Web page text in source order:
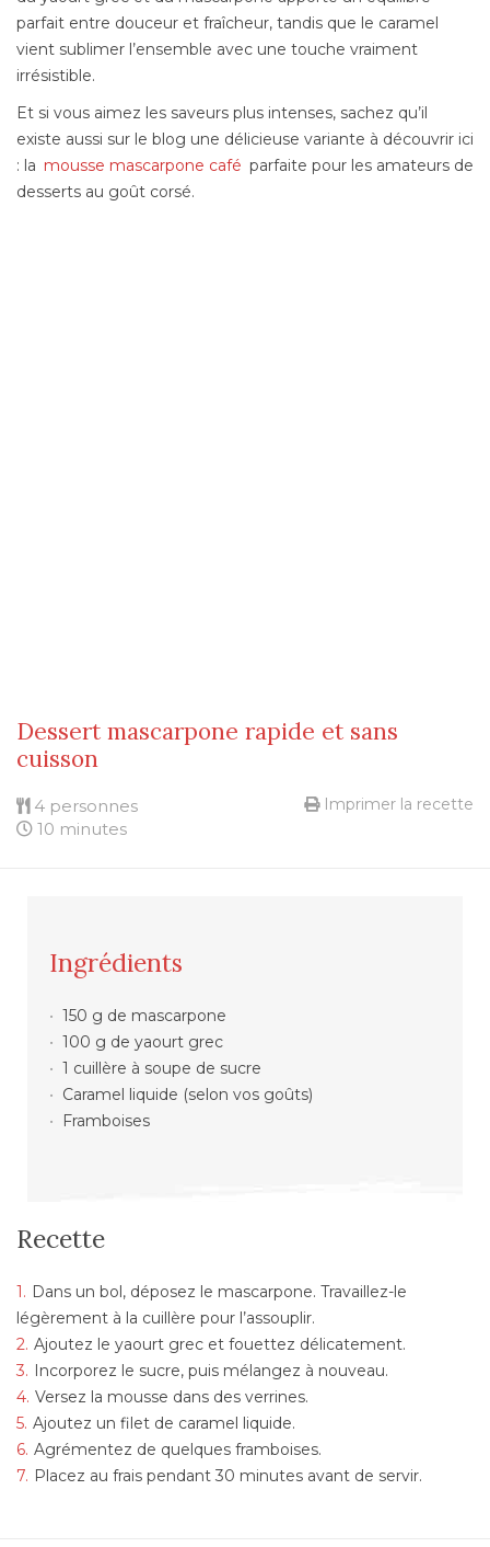
parfait entre douceur et fraîcheur, tandis que le caramel
vient sublimer l’ensemble avec une touche vraiment
irrésistible.
Et si vous aimez les saveurs plus intenses, sachez qu’il
existe aussi sur le blog une délicieuse variante à découvrir ici
: la mousse mascarpone café parfaite pour les amateurs de
desserts au goût corsé.
Dessert mascarpone rapide et sans
cuisson
4 personnes
10 minutes
Imprimer la recette
Ingrédients
150 g de mascarpone
100 g de yaourt grec
1 cuillère à soupe de sucre
Caramel liquide (selon vos goûts)
Framboises
Recette
Dans un bol, déposez le mascarpone. Travaillez-le
légèrement à la cuillère pour l’assouplir.
Ajoutez le yaourt grec et fouettez délicatement.
Incorporez le sucre, puis mélangez à nouveau.
Versez la mousse dans des verrines.
Ajoutez un filet de caramel liquide.
Agrémentez de quelques framboises.
Placez au frais pendant 30 minutes avant de servir.